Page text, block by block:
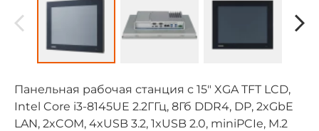
Панельная рабочая станция с 15" XGA TFT LCD,
Intel Core i3-8145UE 2.2ГГц, 8Гб DDR4, DP, 2xGbE
LAN, 2xCOM, 4xUSB 3.2, 1xUSB 2.0, miniPCIe, M.2